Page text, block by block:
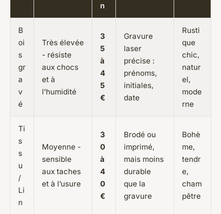
n
B
oi
s
gr
a
v
é
Très élevée
- résiste
aux chocs
et à
l’humidité
3
5
à
4
5
€
Gravure
laser
précise :
prénoms,
initiales,
date
Rusti
que
chic,
natur
el,
mode
rne
Ti
s
s
u
/
Li
n
Moyenne -
sensible
aux taches
et à l’usure
3
0
à
4
0
€
Brodé ou
imprimé,
mais moins
durable
que la
gravure
Bohè
me,
tendr
e,
cham
pêtre